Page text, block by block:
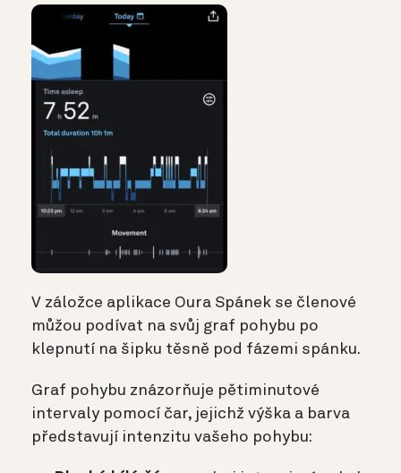
V záložce aplikace Oura Spánek se členové
můžou podívat na svůj graf pohybu po
klepnutí na šipku těsně pod fázemi spánku.
Graf pohybu znázorňuje pětiminutové
intervaly pomocí čar, jejichž výška a barva
představují intenzitu vašeho pohybu: